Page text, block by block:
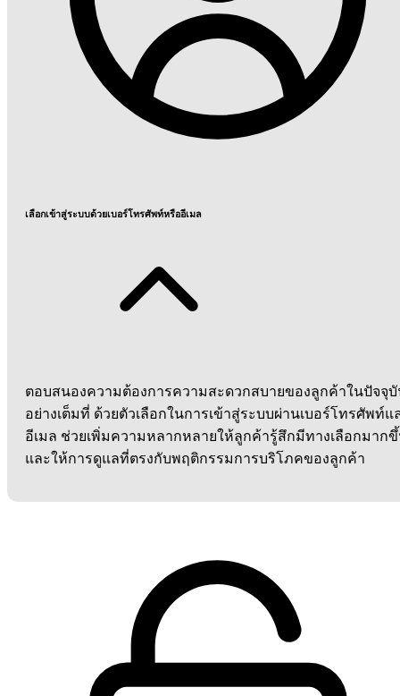
เลือกเข้าสู่ระบบด้วยเบอร์โทรศัพท์หรืออีเมล
ตอบสนองความต้องการความสะดวกสบายของลูกค้าในปัจจุ
อย่างเต็มที่ ด้วยตัวเลือกในการเข้าสู่ระบบผ่านเบอร์โทรศัพท์แ
อีเมล ช่วยเพิ่มความหลากหลายให้ลูกค้ารู้สึกมีทางเลือกมาก
และให้การดูแลที่ตรงกับพฤติกรรมการบริโภคของลูกค้า